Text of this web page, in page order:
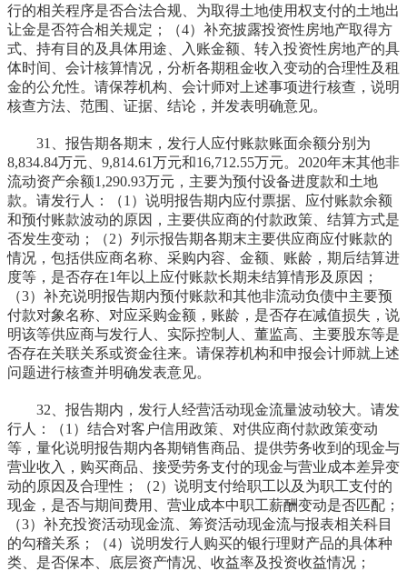
行的相关程序是否合法合规、为取得土地使用权支付的土地出
让金是否符合相关规定；（4）补充披露投资性房地产取得方
式、持有目的及具体用途、入账金额、转入投资性房地产的具
体时间、会计核算情况，分析各期租金收入变动的合理性及租
金的公允性。请保荐机构、会计师对上述事项进行核查，说明
核查方法、范围、证据、结论，并发表明确意见。
31、报告期各期末，发行人应付账款账面余额分别为
8,834.84万元、9,814.61万元和16,712.55万元。2020年末其他非
流动资产余额1,290.93万元，主要为预付设备进度款和土地
款。请发行人：（1）说明报告期内应付票据、应付账款余额
和预付账款波动的原因，主要供应商的付款政策、结算方式是
否发生变动；（2）列示报告期各期末主要供应商应付账款的
情况，包括供应商名称、采购内容、金额、账龄，期后结算进
度等，是否存在1年以上应付账款长期未结算情形及原因；
（3）补充说明报告期内预付账款和其他非流动负债中主要预
付款对象名称、对应采购金额，账龄，是否存在减值损失，说
明该等供应商与发行人、实际控制人、董监高、主要股东等是
否存在关联关系或资金往来。请保荐机构和申报会计师就上述
问题进行核查并明确发表意见。
32、报告期内，发行人经营活动现金流量波动较大。请发
行人：（1）结合对客户信用政策、对供应商付款政策变动
等，量化说明报告期内各期销售商品、提供劳务收到的现金与
营业收入，购买商品、接受劳务支付的现金与营业成本差异变
动的原因及合理性；（2）说明支付给职工以及为职工支付的
现金，是否与期间费用、营业成本中职工薪酬变动是否匹配；
（3）补充投资活动现金流、筹资活动现金流与报表相关科目
的勾稽关系；（4）说明发行人购买的银行理财产品的具体种
类、是否保本、底层资产情况、收益率及投资收益情况；